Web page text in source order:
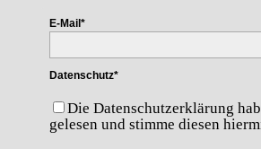
E-Mail*
Datenschutz*
Die Datenschutzerklärung
gelesen und stimme diesen